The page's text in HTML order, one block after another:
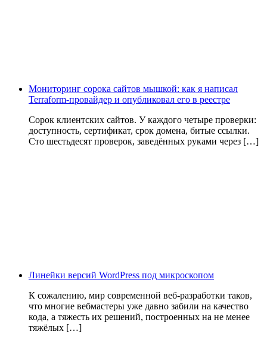
Мониторинг сорока сайтов мышкой: как я написал
Terraform-провайдер и опубликовал его в реестре
Сорок клиентских сайтов. У каждого четыре проверки:
доступность, сертификат, срок домена, битые ссылки.
Сто шестьдесят проверок, заведённых руками через […]
Линейки версий WordPress под микроскопом
К сожалению, мир современной веб-разработки таков,
что многие вебмастеры уже давно забили на качество
кода, а тяжесть их решений, построенных на не менее
тяжёлых […]